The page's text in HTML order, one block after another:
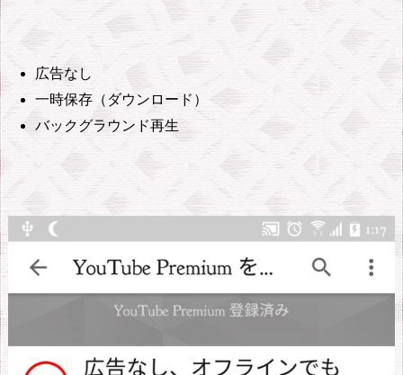
約
グ
ラ
ウ
ン
再
広告なし
一時保存（ダウンロード）
バックグラウンド再生